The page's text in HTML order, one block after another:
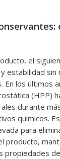
el
estabilidad sin
En los últimos
(HPP)
durante
químicos.
para
producto,